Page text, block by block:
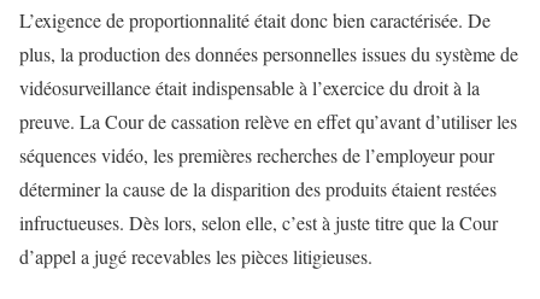
L’exigence de proportionnalité était donc bien caractérisée. De
plus, la production des données personnelles issues du système de
vidéosurveillance était indispensable à l’exercice du droit à la
preuve. La Cour de cassation relève en effet qu’avant d’utiliser les
séquences vidéo, les premières recherches de l’employeur pour
déterminer la cause de la disparition des produits étaient restées
infructueuses. Dès lors, selon elle, c’est à juste titre que la Cour
d’appel a jugé recevables les pièces litigieuses.